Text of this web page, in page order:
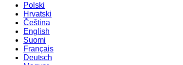
Polski
Hrvatski
Čeština
English
Suomi
Français
Deutsch